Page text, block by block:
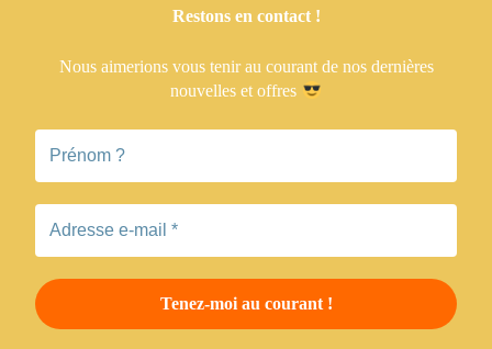
Restons en contact !
Nous aimerions vous tenir au courant de nos dernières
nouvelles et offres